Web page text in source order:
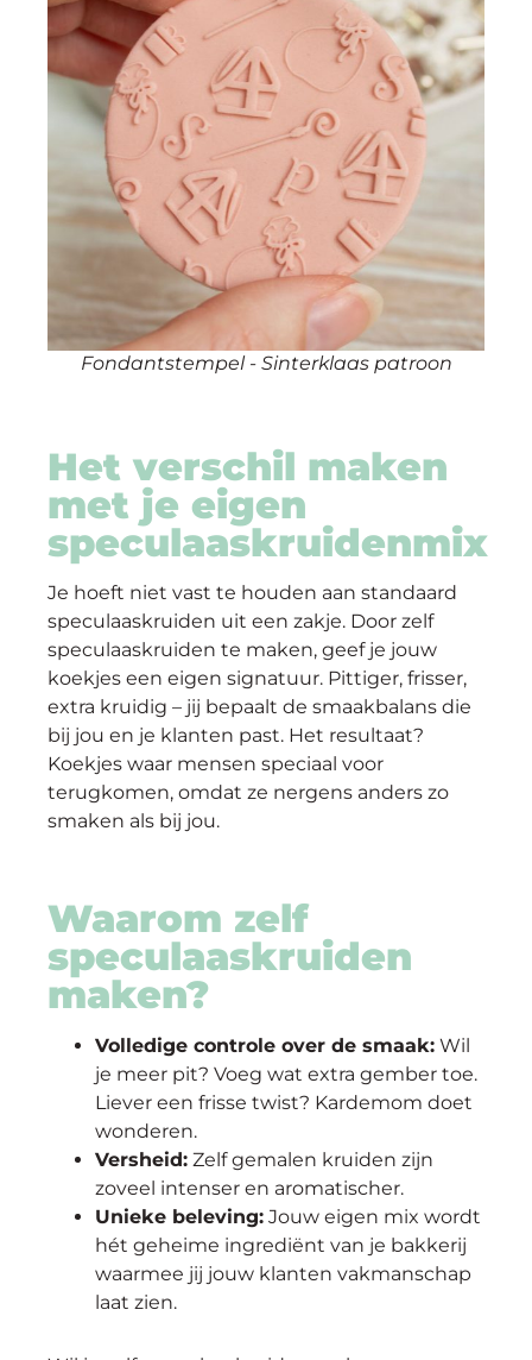
Fondantstempel - Sinterklaas patroon
Het verschil maken
met je eigen
speculaaskruidenmix
Je hoeft niet vast te houden aan standaard
speculaaskruiden uit een zakje. Door zelf
speculaaskruiden te maken, geef je jouw
koekjes een eigen signatuur. Pittiger, frisser,
extra kruidig – jij bepaalt de smaakbalans die
bij jou en je klanten past. Het resultaat?
Koekjes waar mensen speciaal voor
terugkomen, omdat ze nergens anders zo
smaken als bij jou.
Waarom zelf
speculaaskruiden
maken?
Volledige controle over de smaak: Wil
je meer pit? Voeg wat extra gember toe.
Liever een frisse twist? Kardemom doet
wonderen.
Versheid: Zelf gemalen kruiden zijn
zoveel intenser en aromatischer.
Unieke beleving: Jouw eigen mix wordt
hét geheime ingrediënt van je bakkerij
waarmee jij jouw klanten vakmanschap
laat zien.